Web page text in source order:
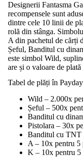
Designerii Fantasma
recompensele sunt
dintre cele 10 linii de
rolă din stânga.
A din pachetul de cărți
Șeful, Banditul cu
este simbol Wild,
are și o valoare de
Tabel de plăți în
Wild – 2.000x
Șeful – 500x
Banditul cu
Pistolara – 30x
Banditul cu TNT
A – 10x pentru 5
K – 10x pentru 5